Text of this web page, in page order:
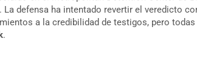
defensa ha intentado revertir el veredicto
a la credibilidad de testigos, pero
.